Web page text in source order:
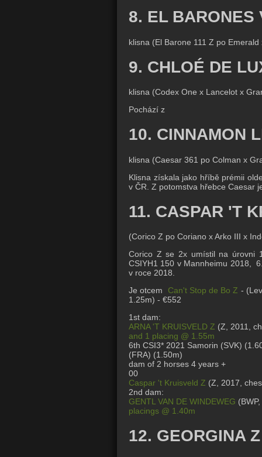
8. EL BARONES
klisna (El Barone 111 Z po
9. CHLOÉ DE
klisna (Codex One x Lancelot x
Pochází z
10. CINNAMON
klisna (Caesar 361 po Colman x
Klisna získala jako hříbě prémii
v ČR. Z potomstva hřebce Caesar
11. CASPAR 'T
(Corico Z po Coriano x Arko III x
Corico Z se 2x umístil na úrovni
CSIYH1 150 v Mannheimu 2018,
v roce 2018.
Je otcem Can't Stop de Bo Z -
1.25m) - €552
1st dam:
ARNA 'T KRUISVELD Z (Z, 2011,
and 1 placing @ 1.55m
6th CSI3* 2021 Samorin (SVK) (
(FRA) (1.50m)
dam of 2 horses 4 years +
00
Caspar 't Kruisveld Z (Z, 2017,
2nd dam:
GENTL VAN DE WINDEWEG
placings @ 1.40m
12. GEORGINA